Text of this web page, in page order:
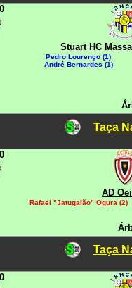
Stuart HC
Pedro Lourenço (1)
André Bernardes (1)
Taça
AD
Rafael "Jatugalão" Ogura (2)
Taça